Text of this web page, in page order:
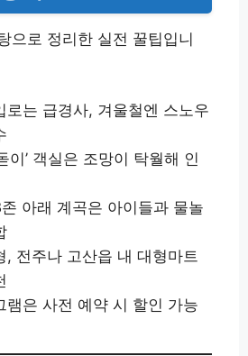
으로 정리한 실전 꿀팁입니
로는 급경사, 겨울철엔 스노우
이’ 객실은 조망이 탁월해 인
아래 계곡은 아이들과 물놀
, 전주나 고산읍 내 대형마트
램은 사전 예약 시 할인 가능